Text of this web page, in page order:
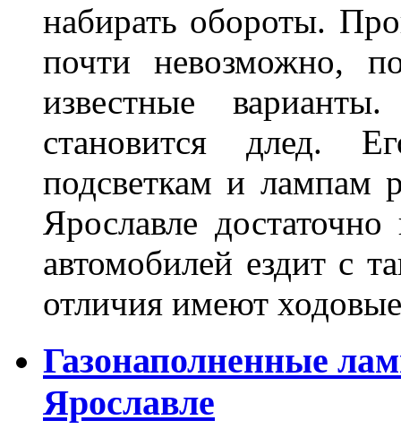
набирать обороты.
почти невозможно,
известные
становится длед.
подсветкам и лампам
Ярославле
автомобилей ездит с
отличия имеют
Газонаполненные
Ярославле